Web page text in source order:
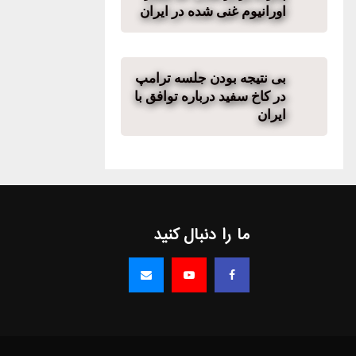
اورانیوم غنی شده در ایران
بی نتیجه بودن جلسه ترامپ
در کاخ سفید درباره توافق با
ایران
ما را دنبال کنید